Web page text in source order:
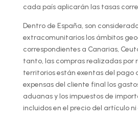
cada país aplicarán las tasas
Dentro de España, son
extracomunitarios los ámbitos
correspondientes a Canarias,
tanto, las compras realizadas por
territorios están exentas del pago
expensas del cliente final los
aduanas y los impuestos de
incluidos en el precio del artículo ni